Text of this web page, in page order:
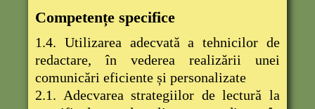
Competențe specifice
1.4. Utilizarea adecvatăa tehnicilor de
redactare, în vederea realizării unei
comunicări eficiente și personalizate
2.1. Adecvarea strategiilor de lectură la